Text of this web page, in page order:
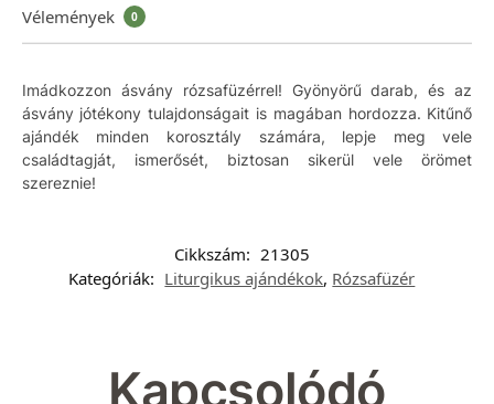
Vélemények 0
Imádkozzon ásvány rózsafüzérrel! Gyönyörű darab, és az
ásvány jótékony tulajdonságait is magában hordozza. Kitűnő
ajándék minden korosztály számára, lepje meg vele
családtagját, ismerősét, biztosan sikerül vele örömet
szereznie!
Cikkszám: 21305
Kategóriák: Liturgikus ajándékok, Rózsafüzér
Kapcsolódó